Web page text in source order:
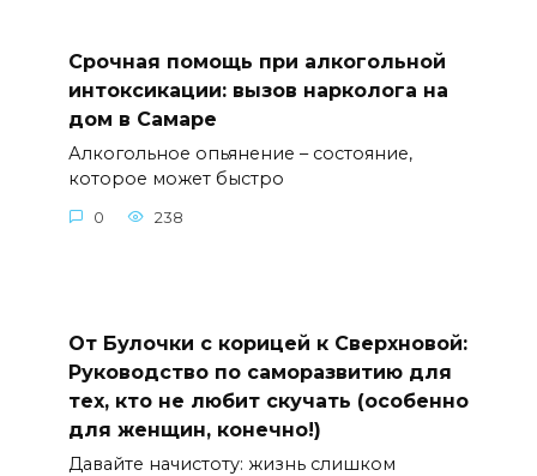
Срочная помощь при алкогольной
интоксикации: вызов нарколога на
дом в Самаре
Алкогольное опьянение – состояние,
которое может быстро
0 238
От Булочки с корицей к Сверхновой:
Руководство по саморазвитию для
тех, кто не любит скучать (особенно
для женщин, конечно!)
Давайте начистоту: жизнь слишком